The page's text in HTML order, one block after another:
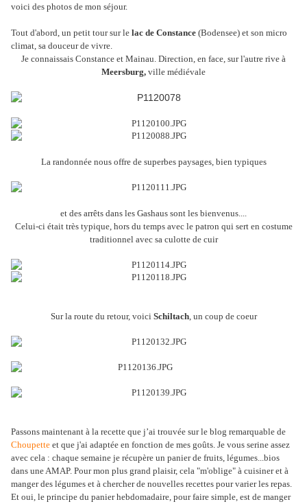
voici des photos de mon séjour.
Tout d'abord, un petit tour sur le lac de Constance (Bodensee) et son micro
climat, sa douceur de vivre.
Je connaissais Constance et Mainau. Direction, en face, sur l'autre rive à
Meersburg, ville médiévale
La randonnée nous offre de superbes paysages, bien typiques
et des arrêts dans les Gashaus sont les bienvenus....
Celui-ci était très typique, hors du temps avec le patron qui sert en costume
traditionnel avec sa culotte de cuir
Sur la route du retour, voici Schiltach, un coup de coeur
Passons maintenant à la recette que j’ai trouvée sur le blog remarquable de
Choupette et que j'ai adaptée en fonction de mes goûts. Je vous serine assez
avec cela : chaque semaine je récupère un panier de fruits, légumes...bios
dans une AMAP. Pour mon plus grand plaisir, cela "m'oblige" à cuisiner et à
manger des légumes et à chercher de nouvelles recettes pour varier les repas.
Et oui, le principe du panier hebdomadaire, pour faire simple, est de manger